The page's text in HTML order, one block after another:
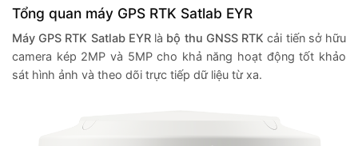
Tổng quan máy GPS RTK Satlab EYR
Máy GPS RTK Satlab EYRlà bộ thu GNSS RTK cải tiến sở hữu
camera kép 2MP và 5MP cho khả năng hoạt động tốt khảo
sát hình ảnh và theo dõi trực tiếp dữ liệu từ xa.